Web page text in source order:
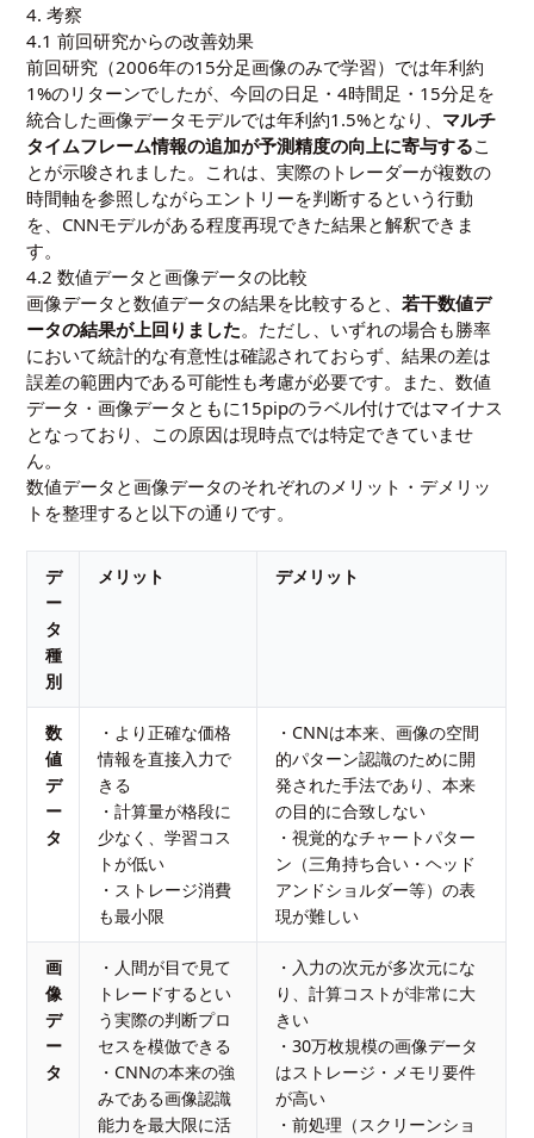
4. 考察
4.1 前回研究からの改善効果
前回研究（2006年の15分足画像のみで学習）では年利約
1%のリターンでしたが、今回の日足・4時間足・15分足を
統合した画像データモデルでは年利約1.5%となり、 マルチ
タイムフレーム情報の追加が予測精度の向上に寄与するこ
とが示唆されました。これは、実際のトレーダーが複数の
時間軸を参照しながらエントリーを判断するという行動
を、CNNモデルがある程度再現できた結果と解釈できま
す。
4.2 数値データと画像データの比較
画像データと数値データの結果を比較すると、若干数値デ
ータの結果が上回りました。ただし、いずれの場合も勝率
において統計的な有意性は確認されておらず、結果の差は
誤差の範囲内である可能性も考慮が必要です。また、数値
データ・画像データともに15pipのラベル付けではマイナス
となっており、この原因は現時点では特定できていませ
ん。
数値データと画像データのそれぞれのメリット・デメリッ
トを整理すると以下の通りです。
デ
ー
タ
種
別
メリット デメリット
数
値
デ
ー
タ
・より正確な価格
情報を直接入力で
きる
・計算量が格段に
少なく、学習コス
トが低い
・ストレージ消費
も最小限
・CNNは本来、画像の空間
的パターン認識のために開
発された手法であり、本来
の目的に合致しない
・視覚的なチャートパター
ン（三角持ち合い・ヘッド
アンドショルダー等）の表
現が難しい
画
像
デ
ー
タ
・人間が目で見て
トレードするとい
う実際の判断プロ
セスを模倣できる
・CNNの本来の強
みである画像認識
能力を最大限に活
・入力の次元が多次元にな
り、計算コストが非常に大
きい
・30万枚規模の画像データ
はストレージ・メモリ要件
が高い
・前処理（スクリーンショ